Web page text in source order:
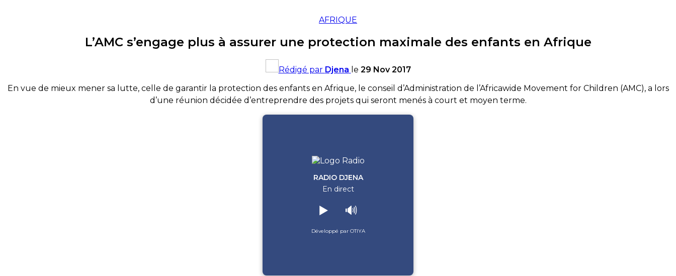
AFRIQUE
L’AMC s’engage plus à assurer une protection maximale des enfants en Afrique
Rédigé par Djena le 29 Nov 2017
En vue de mieux mener sa lutte, celle de garantir la protection des enfants en Afrique, le conseil d’Administration de l’Africawide Movement for Children (AMC), a lors
d’une réunion décidée d’entreprendre des projets qui seront menés à court et moyen terme.
RADIO DJENA
En direct
▶️ 🔊
Développé par OTIYA